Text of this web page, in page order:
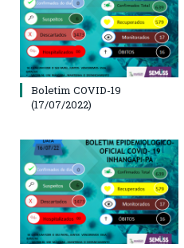
Boletim COVID-19
(17/07/2022)